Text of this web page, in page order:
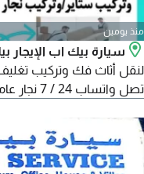
منذ يومين
سيارة بيك اب
لنقل أثاث فك وتركيب تغليف
تصل واتساب 24 / 7 نجار عامل موجود